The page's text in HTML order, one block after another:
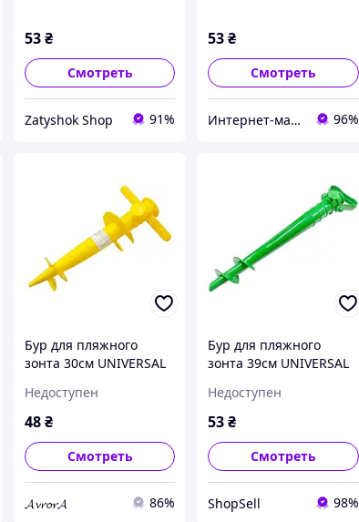
53₴
Смотреть
Zatyshok Shop 91%
53₴
Смотреть
Интернет-магазин "Техно Волки" 96%
Бур для пляжного
зонта 30см UNIVERSAL
Недоступен
48₴
Смотреть
𝓐𝓿𝓻𝓸𝓻𝓐 86%
Бур для пляжного
зонта 39см UNIVERSAL
Недоступен
53₴
Смотреть
ShopSell 98%